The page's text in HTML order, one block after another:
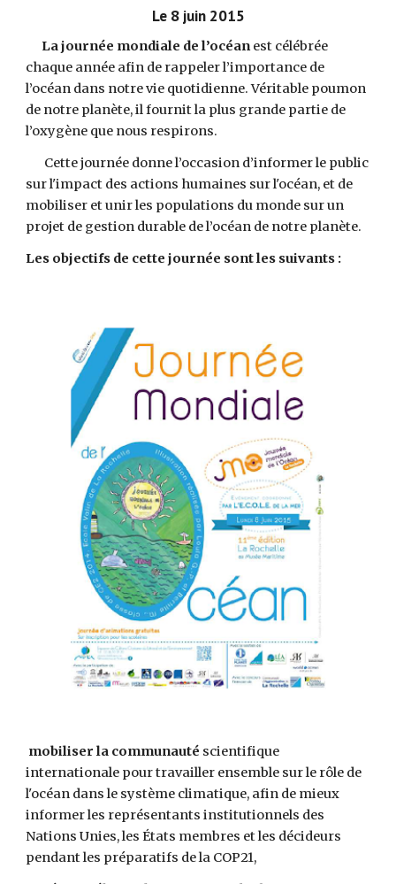
Le 8 juin 2015
   La journée mondiale de l’océan
est célébrée
chaque année afin de rappeler l’importance de
l’océan dans notre vie quotidienne. Véritable poumon
de notre planète, il fournit la plus grande partie de
l’oxygène que nous respirons.
sur l'impact des actions humaines sur l'océan, et de
mobiliser et unir les populations du monde sur un
projet de gestion durable de l’océan de notre planète.
Les objectifs de cette journée sont les suivants :
mobiliser la communauté scientifique
internationale pour travailler ensemble sur le rôle de
l'océan dans le système climatique, afin de mieux
informer les représentants institutionnels des
Nations Unies, les États membres et les décideurs
pendant les préparatifs de la COP21,